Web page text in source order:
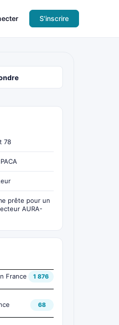
S'inscrire
78
prête pour un
AURA-
France 1 876
68